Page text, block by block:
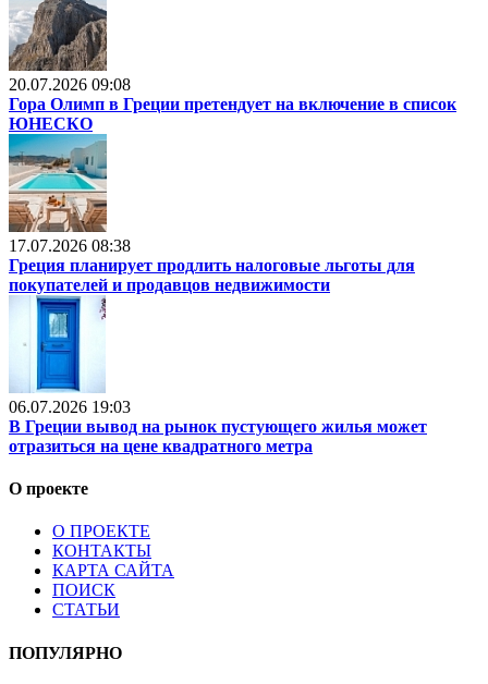
20.07.2026 09:08
Гора Олимп в Греции претендует на включение в список
ЮНЕСКО
17.07.2026 08:38
Греция планирует продлить налоговые льготы для
покупателей и продавцов недвижимости
06.07.2026 19:03
В Греции вывод на рынок пустующего жилья может
отразиться на цене квадратного метра
О проекте
О ПРОЕКТЕ
КОНТАКТЫ
КАРТА САЙТА
ПОИСК
СТАТЬИ
ПОПУЛЯРНО